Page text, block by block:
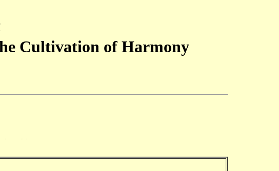
Cultivation of Harmony